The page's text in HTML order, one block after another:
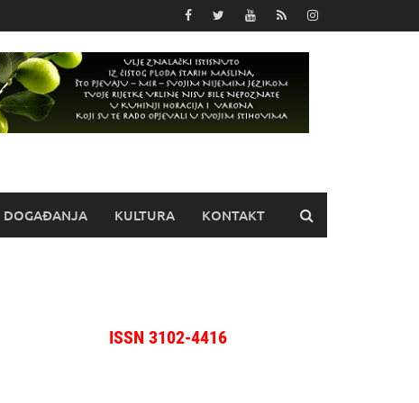
DOGAĐANJA KULTURA KONTAKT
ISSN 3102-4416